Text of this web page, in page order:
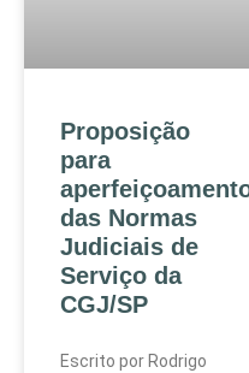
Proposição
para
das Normas
Judiciais de
Serviço da
CGJ/SP
Escrito por Rodrigo